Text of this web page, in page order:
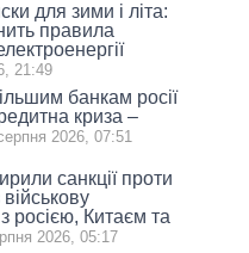
для зими і літа:
правила
21:49
банкам росії
криза –
2026, 07:51
санкції проти
росією, Китаєм та
2026, 05:17